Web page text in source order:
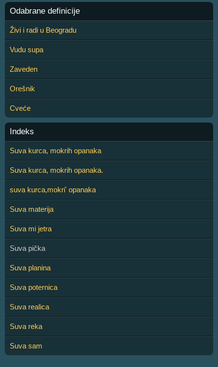
Odabrane definicije
Živi i radi u Beogradu
Vudu supa
Zaveden
Orešnik
Cveće
Indeks
Suva kurca, mokrih opanaka
Suva kurca, mokrih opanaka.
suva kurca,mokri' opanaka
Suva materija
Suva mi jetra
Suva pička
Suva planina
Suva poternica
Suva realica
Suva reka
Suva sam